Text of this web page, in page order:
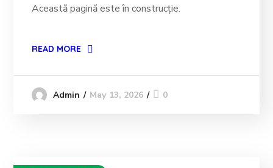
Această pagină este în construcție.
READ MORE
Admin May 13, 2026 0